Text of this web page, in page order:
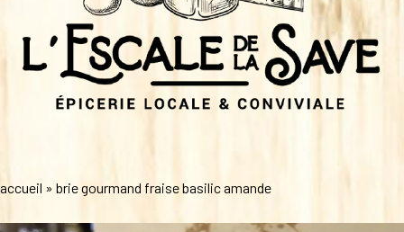
accueil » brie gourmand fraise basilic amande